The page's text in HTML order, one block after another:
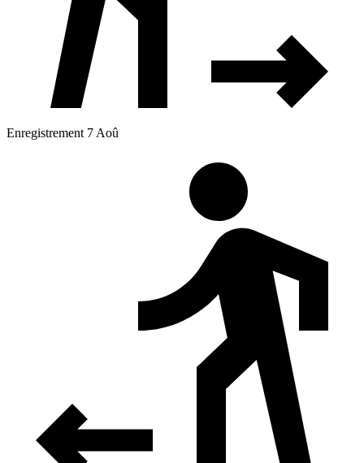
Enregistrement 7 Aoû